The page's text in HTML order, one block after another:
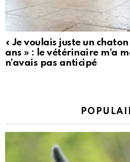
« Je voulais juste un
ans » : le vétérinaire m’a
n’avais pas anticipé